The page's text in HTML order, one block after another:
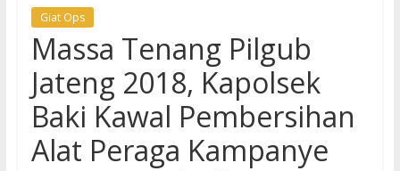
Giat Ops
Massa Tenang Pilgub
Jateng 2018, Kapolsek
Baki Kawal Pembersihan
Alat Peraga Kampanye